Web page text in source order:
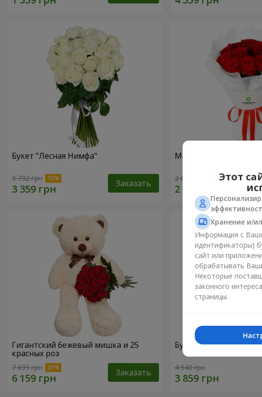
Букет "Лесная Нимфа"
3 732 грн Заказать
Монобукет из 11
2 624 грн
Гигантский бежевый мишка и 25
красных роз
7 699 грн Заказать
Букет из 21
4 540 грн
Этот
Хранение и/
Информация с
идентификаторы)
сайт или
обрабатывать
Некоторые
законного
страницы.